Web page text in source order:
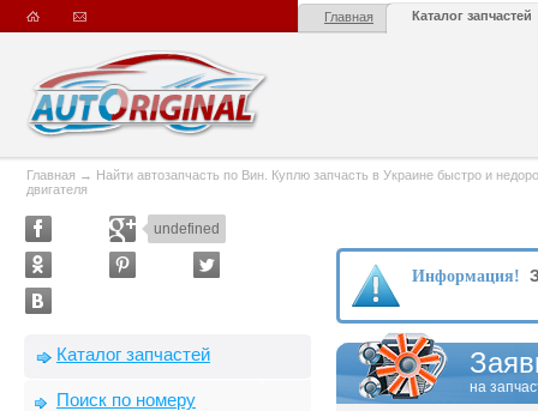
Главная Каталог запчастей
Главная → Найти автозапчасть по Вин. Куплю запчасть в Украине быстро и
двигателя
undefined
Каталог запчастей
Поиск по номеру
Информация!
на